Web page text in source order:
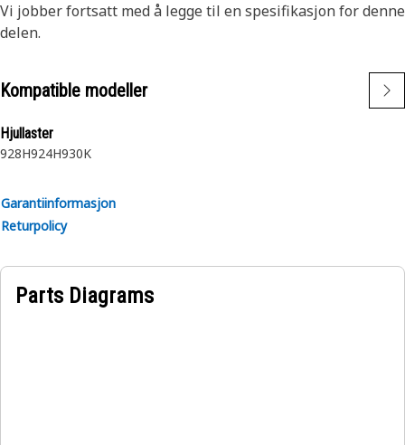
Vi jobber fortsatt med å legge til en spesifikasjon for denne
delen.
Kompatible modeller
Hjullaster
928H924H930K
Garantiinformasjon
Returpolicy
Parts Diagrams